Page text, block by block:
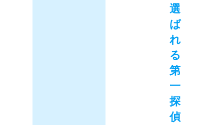
選
ば
れ
る
第
一
探
偵